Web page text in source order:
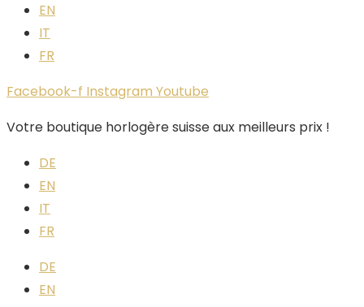
EN
IT
FR
Facebook-f Instagram Youtube
Votre boutique horlogère suisse aux meilleurs prix !
DE
EN
IT
FR
DE
EN